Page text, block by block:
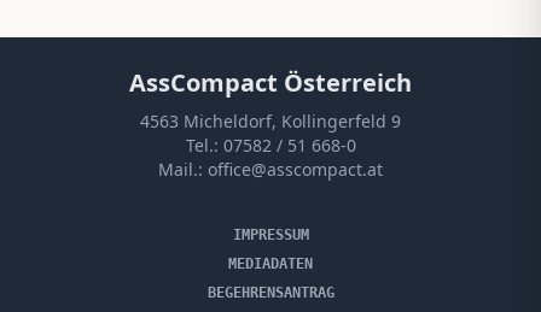
AssCompact Österreich
4563 Micheldorf, Kollingerfeld 9
Tel.: 07582 / 51 668-0
Mail.: office@asscompact.at
IMPRESSUM
MEDIADATEN
BEGEHRENSANTRAG